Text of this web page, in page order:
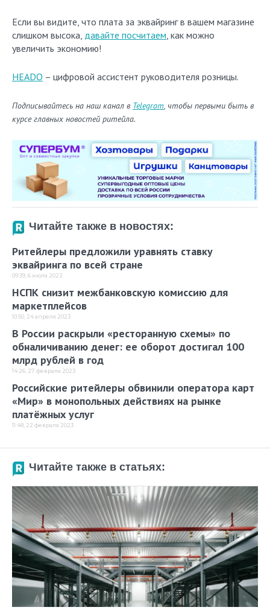
Если вы видите, что плата за эквайринг в вашем магазине
слишком высока, давайте посчитаем, как можно
увеличить экономию!
HEADO – цифровой ассистент руководителя розницы.
Подписывайтесь на наш канал в Telegram, чтобы первыми быть в
курсе главных новостей ритейла.
Читайте также в новостях:
Ритейлеры предложили уравнять ставку
эквайринга по всей стране
09:39, 6 июля 2023
НСПК снизит межбанковскую комиссию для
маркетплейсов
10:50, 24 апреля 2023
В России раскрыли «ресторанную схемы» по
обналичиванию денег: ее оборот достигал 100
млрд рублей в год
14:26, 27 февраля 2023
Российские ритейлеры обвинили оператора карт
«Мир» в монопольных действиях на рынке
платёжных услуг
11:48, 22 февраля 2023
Читайте также в статьях: